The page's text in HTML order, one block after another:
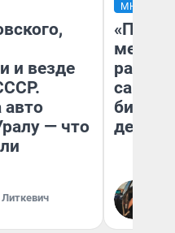
и везде
— что
МНЕНИЕ
самом